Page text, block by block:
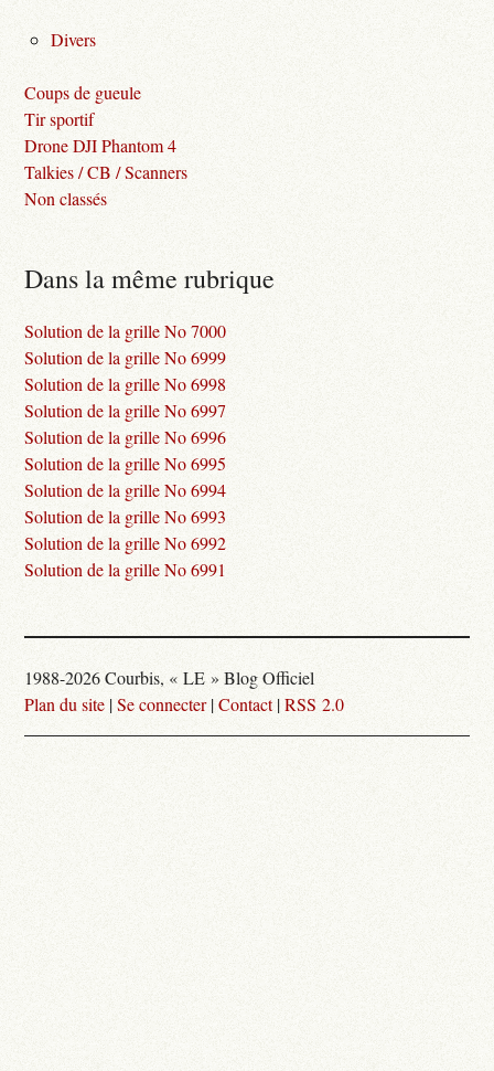
Divers
Coups de gueule
Tir sportif
Drone DJI Phantom 4
Talkies / CB / Scanners
Non classés
Dans la même rubrique
Solution de la grille No 7000
Solution de la grille No 6999
Solution de la grille No 6998
Solution de la grille No 6997
Solution de la grille No 6996
Solution de la grille No 6995
Solution de la grille No 6994
Solution de la grille No 6993
Solution de la grille No 6992
Solution de la grille No 6991
1988-2026 Courbis, « LE » Blog Officiel
Plan du site |Se connecter|Contact|RSS 2.0